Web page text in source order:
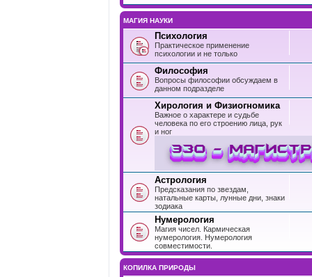
МАГИЯ НАУКИ
Психология
Практическое применение
психологии и не только
Философия
Вопросы философии обсуждаем в
данном подразделе
Хирология и Физиогномика
Важное о характере и судьбе
человека по его строению лица, рук
и ног
Астрология
Предсказания по звездам,
натальные карты, лунные дни, знаки
зодиака
Нумерология
Магия чисел. Кармическая
нумерология. Нумерология
совместимости.
КОПИЛКА ПРИРОДЫ